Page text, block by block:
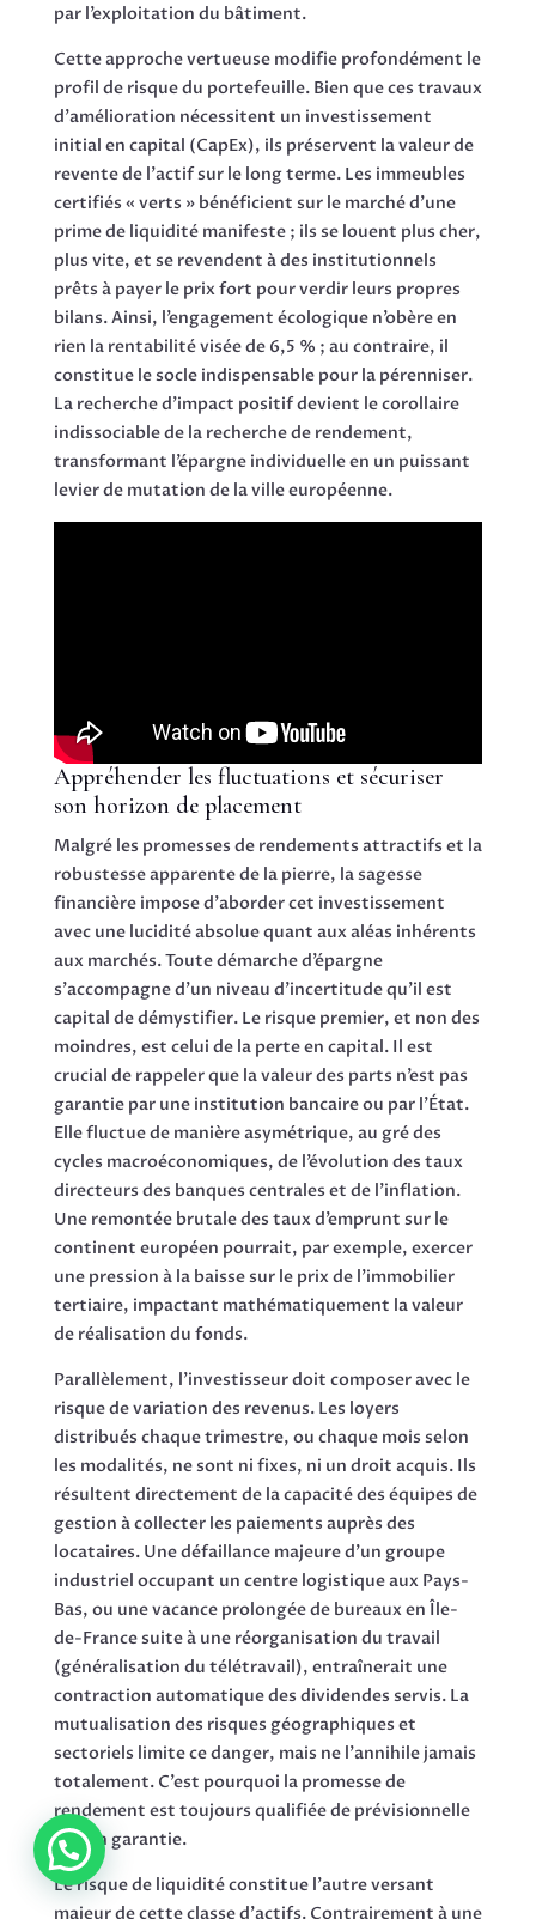
par l’exploitation du bâtiment.
Cette approche vertueuse modifie profondément le
profil de risque du portefeuille. Bien que ces travaux
d’amélioration nécessitent un investissement
initial en capital (CapEx), ils préservent la valeur de
revente de l’actif sur le long terme. Les immeubles
certifiés « verts » bénéficient sur le marché d’une
prime de liquidité manifeste ; ils se louent plus cher,
plus vite, et se revendent à des institutionnels
prêts à payer le prix fort pour verdir leurs propres
bilans. Ainsi, l’engagement écologique n’obère en
rien la rentabilité visée de 6,5 % ; au contraire, il
constitue le socle indispensable pour la pérenniser.
La recherche d’impact positif devient le corollaire
indissociable de la recherche de rendement,
transformant l’épargne individuelle en un puissant
levier de mutation de la ville européenne.
Appréhender les fluctuations et sécuriser
son horizon de placement
Malgré les promesses de rendements attractifs et la
robustesse apparente de la pierre, la sagesse
financière impose d’aborder cet investissement
avec une lucidité absolue quant aux aléas inhérents
aux marchés. Toute démarche d’épargne
s’accompagne d’un niveau d’incertitude qu’il est
capital de démystifier. Le risque premier, et non des
moindres, est celui de la perte en capital. Il est
crucial de rappeler que la valeur des parts n’est pas
garantie par une institution bancaire ou par l’État.
Elle fluctue de manière asymétrique, au gré des
cycles macroéconomiques, de l’évolution des taux
directeurs des banques centrales et de l’inflation.
Une remontée brutale des taux d’emprunt sur le
continent européen pourrait, par exemple, exercer
une pression à la baisse sur le prix de l’immobilier
tertiaire, impactant mathématiquement la valeur
de réalisation du fonds.
Parallèlement, l’investisseur doit composer avec le
risque de variation des revenus. Les loyers
distribués chaque trimestre, ou chaque mois selon
les modalités, ne sont ni fixes, ni un droit acquis. Ils
résultent directement de la capacité des équipes de
gestion à collecter les paiements auprès des
locataires. Une défaillance majeure d’un groupe
industriel occupant un centre logistique aux Pays-
Bas, ou une vacance prolongée de bureaux en Île-
de-France suite à une réorganisation du travail
(généralisation du télétravail), entraînerait une
contraction automatique des dividendes servis. La
mutualisation des risques géographiques et
sectoriels limite ce danger, mais ne l’annihile jamais
totalement. C’est pourquoi la promesse de
rendement est toujours qualifiée de prévisionnelle
et non garantie.
Le risque de liquidité constitue l’autre versant
majeur de cette classe d’actifs. Contrairement à une